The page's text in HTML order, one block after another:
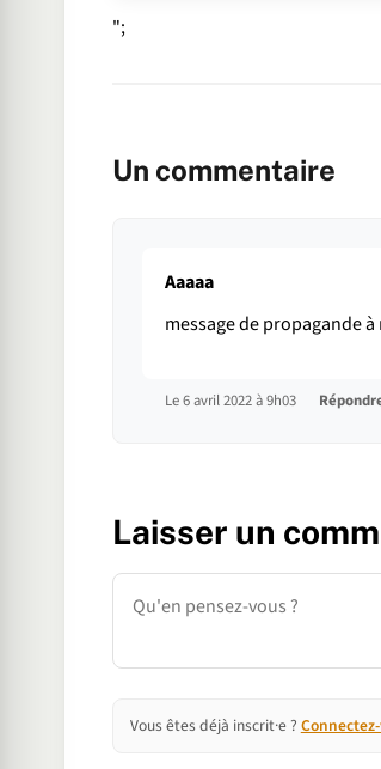
";
Un commentaire
Aaaaa
message de propagande
Le 6 avril 2022 à 9h03
Laisser un
Commentaire
Vous êtes déjà inscrit·e ?